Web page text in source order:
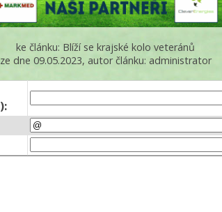
ke článku: Blíží se krajské kolo veteránů
ze dne 09.05.2023, autor článku: administrator